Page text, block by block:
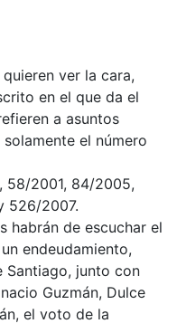
ver la cara,
en el que da el
a asuntos
el número
58/2001, 84/2005,
526/2007.
habrán de escuchar el
endeudamiento,
Santiago, junto con
Guzmán, Dulce
el voto de la